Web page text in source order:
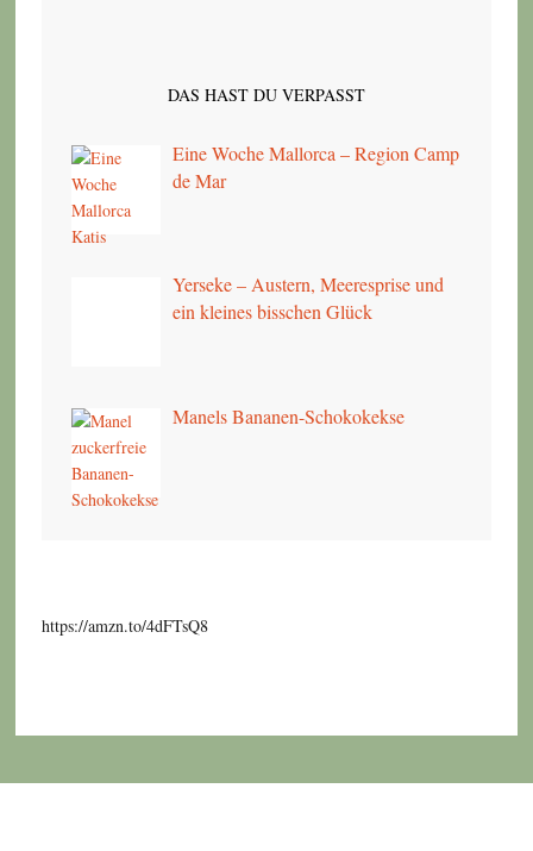
DAS HAST DU VERPASST
Eine Woche Mallorca – Region Camp
de Mar
Yerseke – Austern, Meeresprise und
ein kleines bisschen Glück
Manels Bananen-Schokokekse
https://amzn.to/4dFTsQ8